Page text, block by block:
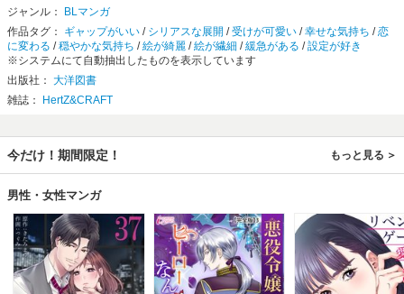
ジャンル：
BLマンガ
作品タグ： ギャップがいい / シリアスな展開 /受けが可愛い /幸せな気持ち /恋
に変わる /穏やかな気持ち /絵が綺麗 /絵が繊細 /緩急がある /設定が好き
※システムにて自動抽出したものを表示しています
出版社： 大洋図書
雑誌：
HertZ&CRAFT
今だけ！期間限定！ もっと見る
男性・女性マンガ